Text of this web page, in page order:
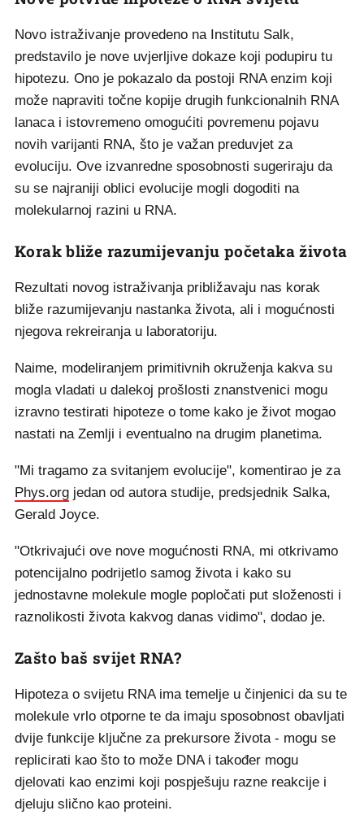
Novo istraživanje provedeno na Institutu Salk,
predstavilo je nove uvjerljive dokaze koji podupiru tu
hipotezu. Ono je pokazalo da postoji RNA enzim koji
može napraviti točne kopije drugih funkcionalnih RNA
lanaca i istovremeno omogućiti povremenu pojavu
novih varijanti RNA, što je važan preduvjet za
evoluciju. Ove izvanredne sposobnosti sugeriraju da
su se najraniji oblici evolucije mogli dogoditi na
molekularnoj razini u RNA.
Korak bliže razumijevanju početaka života
Rezultati novog istraživanja približavaju nas korak
bliže razumijevanju nastanka života, ali i mogućnosti
njegova rekreiranja u laboratoriju.
Naime, modeliranjem primitivnih okruženja kakva su
mogla vladati u dalekoj prošlosti znanstvenici mogu
izravno testirati hipoteze o tome kako je život mogao
nastati na Zemlji i eventualno na drugim planetima.
"Mi tragamo za svitanjem evolucije", komentirao je za
Phys.org jedan od autora studije, predsjednik Salka,
Gerald Joyce.
"Otkrivajući ove nove mogućnosti RNA, mi otkrivamo
potencijalno podrijetlo samog života i kako su
jednostavne molekule mogle popločati put složenosti i
raznolikosti života kakvog danas vidimo", dodao je.
Zašto baš svijet RNA?
Hipoteza o svijetu RNA ima temelje u činjenici da su te
molekule vrlo otporne te da imaju sposobnost obavljati
dvije funkcije ključne za prekursore života - mogu se
replicirati kao što to može DNA i također mogu
djelovati kao enzimi koji pospješuju razne reakcije i
djeluju slično kao proteini.